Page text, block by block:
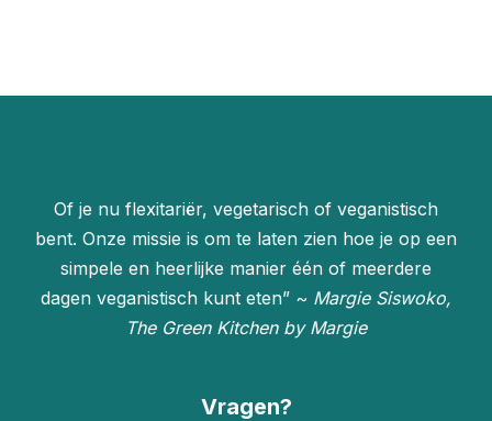
Of je nu flexitariër, vegetarisch of veganistisch
bent. Onze missie is om te laten zien hoe je op een
simpele en heerlijke manier één of meerdere
dagen veganistisch kunt eten” ~ Margie Siswoko,
The Green Kitchen by Margie
Vragen?